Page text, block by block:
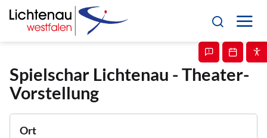
Spielschar Lichtenau - Theater-
Vorstellung
Ort